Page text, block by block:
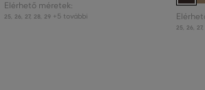
Elérhető méretek:
25 26 27, 28 29 +5 további
25 26 27,